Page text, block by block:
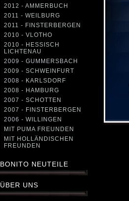
2012 - AMMERBUCH
2011 - WEILBURG
2011 - FINSTERBERGEN
2010 - VLOTHO
2010 - HESSISCH
LICHTENAU
2009 - GUMMERSBACH
2009 - SCHWEINFURT
2008 - KARLSDORF
2008 - HAMBURG
2007 - SCHOTTEN
2007 - FINSTERBERGEN
2006 - WILLINGEN
MIT PUMA FREUNDEN
MIT HOLLÄNDISCHEN
FREUNDEN
BONITO NEUTEILE
ÜBER UNS